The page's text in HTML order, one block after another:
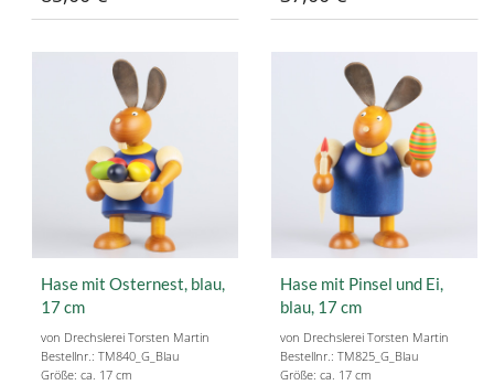
Hase mit Osternest, blau,
17 cm
von Drechslerei Torsten Martin
Bestellnr.: TM840_G_Blau
Größe: ca. 17 cm
Hase mit Pinsel und Ei,
blau, 17 cm
von Drechslerei Torsten Martin
Bestellnr.: TM825_G_Blau
Größe: ca. 17 cm